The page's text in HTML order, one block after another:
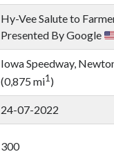
Hy-Vee Salute to
Presented By Google
Iowa Speedway,
(0,875 mi1)
24-07-2022
300